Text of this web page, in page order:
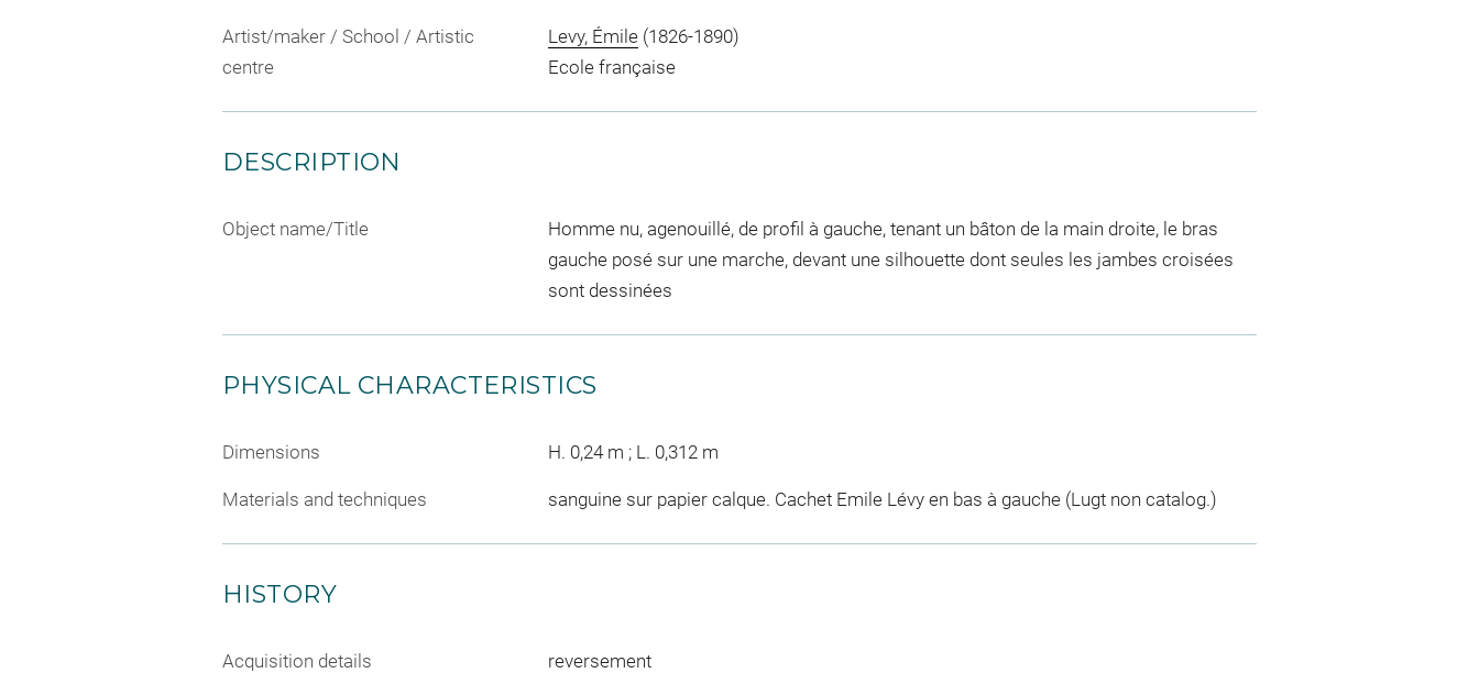
Artist/maker / School / Artistic
centre
Levy, Émile(1826-1890)
Ecole française
DESCRIPTION
Object name/Title
Homme nu, agenouillé, de profil à gauche, tenant un bâton de la main droite, le bras
gauche posé sur une marche, devant une silhouette dont seules les jambes croisées
sont dessinées
PHYSICAL CHARACTERISTICS
Dimensions H. 0,24 m ; L. 0,312 m
Materials and techniques sanguine sur papier calque. Cachet Emile Lévy en bas à gauche (Lugt non catalog.)
HISTORY
Acquisition details reversement